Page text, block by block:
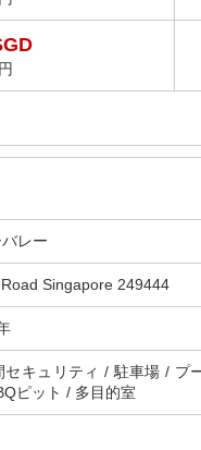
レー
Singapore 249444
セキュリティ / 駐車場 / プ
ピット / 多目的室